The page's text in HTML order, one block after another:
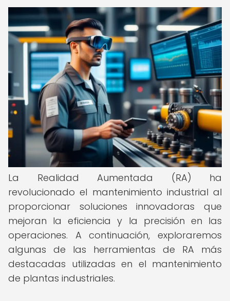
La Realidad Aumentada (RA) ha
revolucionado el mantenimiento industrial al
proporcionar soluciones innovadoras que
mejoran la eficiencia y la precisión en las
operaciones. A continuación, exploraremos
algunas de las herramientas de RA más
destacadas utilizadas en el mantenimiento
de plantas industriales.